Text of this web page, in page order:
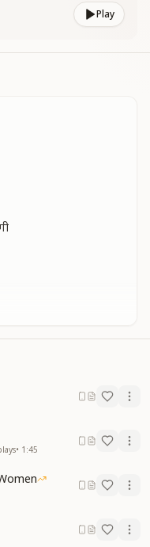
Play
bright,
होगी
होगी
divine,
pure,
Narayan,
• 1:45